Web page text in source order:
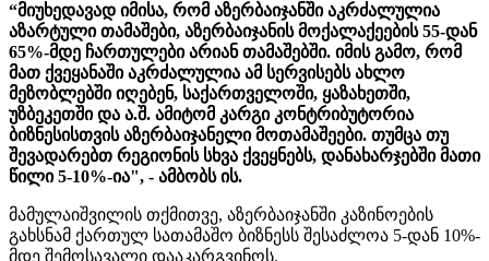
“მიუხედავად იმისა, რომ აზერბაიჯანში აკრძალულია
აზარტული თამაშები, აზერბაიჯანის მოქალაქეების 55-დან
65%-მდე ჩართულები არიან თამაშებში. იმის გამო, რომ
მათ ქვეყანაში აკრძალულია ამ სერვისებს ახლო
მეზობლებში იღებენ, საქართველოში, ყაზახეთში,
უზბეკეთში და ა.შ. ამიტომ კარგი კონტრიბუტორია
ბიზნესისთვის აზერბაიჯანელი მოთამაშეები. თუმცა თუ
შევადარებთ რეგიონის სხვა ქვეყნებს, დანახარჯებში მათი
წილი 5-10%-ია", - ამბობს ის.
მამულაიშვილის თქმითვე, აზერბაიჯანში კაზინოების
გახსნამ ქართულ სათამაშო ბიზნესს შესაძლოა 5-დან 10%-
მდე შემოსავალი დააკარგვინოს.